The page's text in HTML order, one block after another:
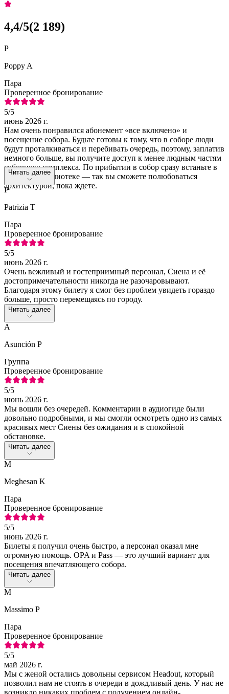
4,4/5(2 189)
P
Poppy A
Пара
Проверенное бронирование
5/5
июнь 2026 г.
Нам очень понравился абонемент «все включено» и
посещение собора. Будьте готовы к тому, что в соборе люди
будут проталкиваться и перебивать очередь, поэтому, заплатив
немного больше, вы получите доступ к менее людным частям
соборного комплекса. По прибытии в собор сразу встаньте в
очередь к библиотеке — так вы сможете полюбоваться
архитектурой, пока ждете.
Читать далее
P
Patrizia T
Пара
Проверенное бронирование
5/5
июнь 2026 г.
Очень вежливый и гостеприимный персонал, Сиена и её
достопримечательности никогда не разочаровывают.
Благодаря этому билету я смог без проблем увидеть гораздо
больше, просто перемещаясь по городу.
Читать далее
A
Asunción P
Группа
Проверенное бронирование
5/5
июнь 2026 г.
Мы вошли без очередей. Комментарии в аудиогиде были
довольно подробными, и мы смогли осмотреть одно из самых
красивых мест Сиены без ожидания и в спокойной
обстановке.
Читать далее
M
Meghesan K
Пара
Проверенное бронирование
5/5
июнь 2026 г.
Билеты я получил очень быстро, а персонал оказал мне
огромную помощь. OPA и Pass — это лучший вариант для
посещения впечатляющего собора.
Читать далее
M
Massimo P
Пара
Проверенное бронирование
5/5
май 2026 г.
Мы с женой остались довольны сервисом Headout, который
позволил нам не стоять в очереди в дождливый день. У нас не
возникло никаких проблем с получением онлайн-